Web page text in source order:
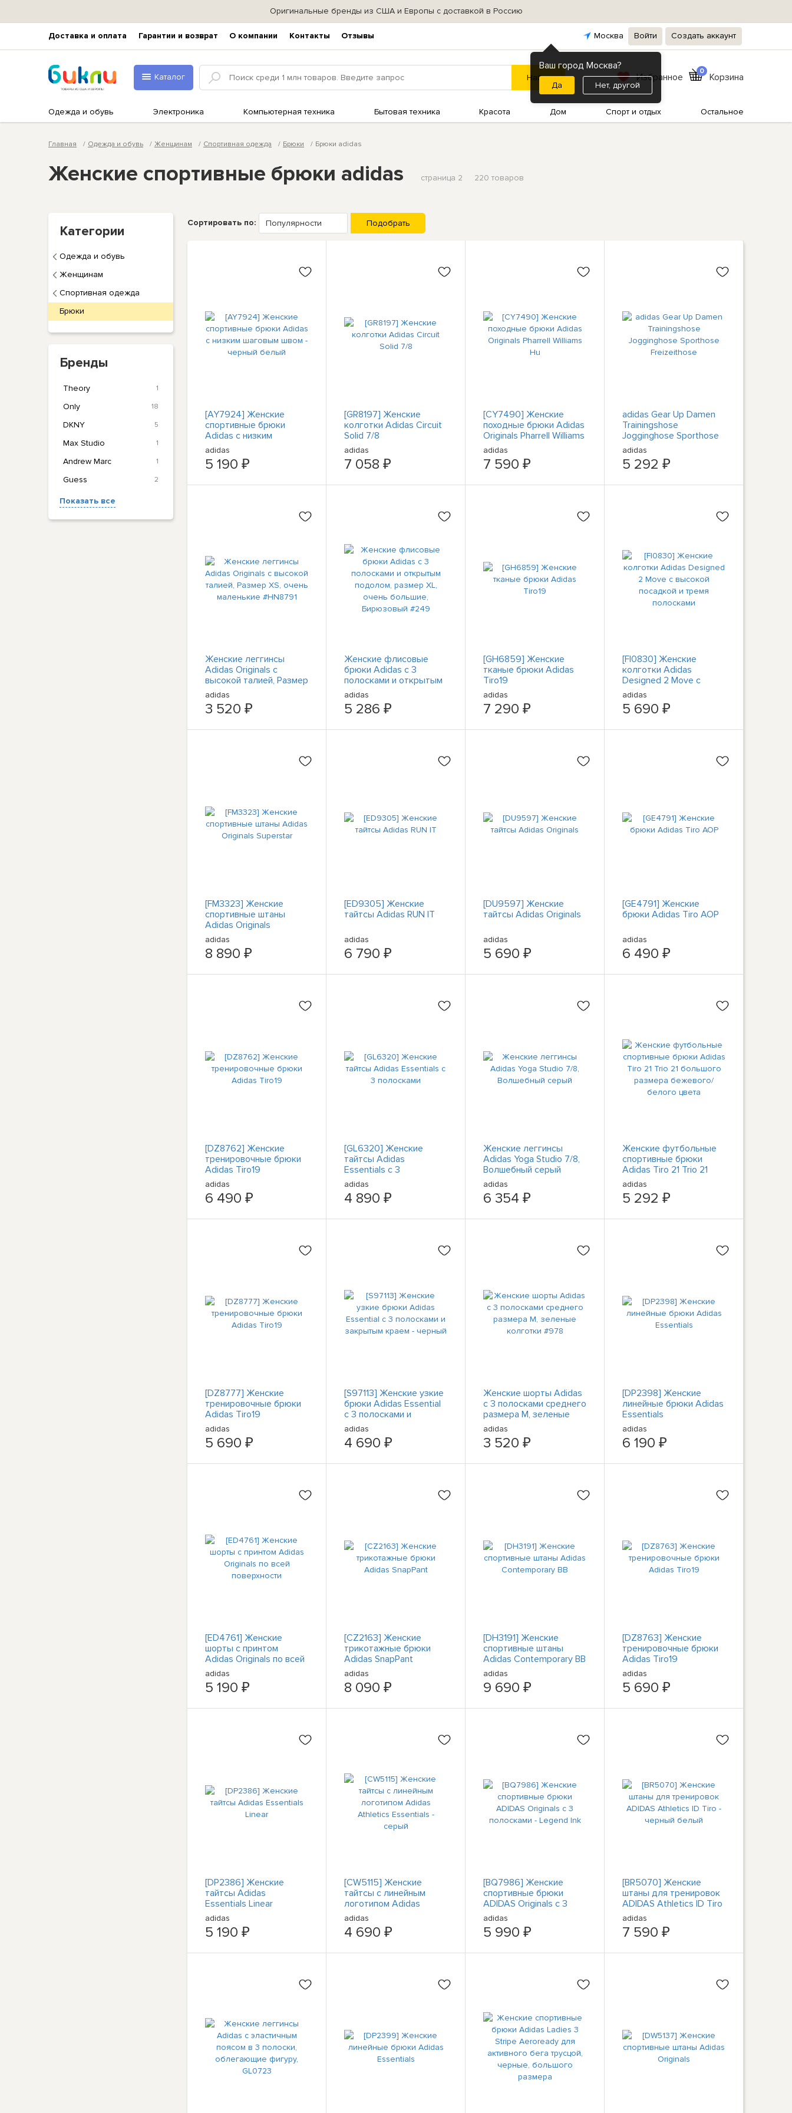
Оригинальные бренды из США и Европы с доставкой в Россию
Доставка и оплата Гарантии и возврат О компании Контакты Отзывы Москва
Ваш город Москва?
Нет, другой
Войти Создать аккаунт
Каталог Избранное
0
Корзина
Одежда и обувь Электроника Компьютерная техника Бытовая техника Красота Дом Спорт и отдых Остальное
Главная Одежда и обувь Женщинам Спортивная одежда Брюки Брюки adidas
Женские спортивные брюки adidas страница 2 220 товаров
Категории
Одежда и обувь
Женщинам
Спортивная одежда
Брюки
Бренды
Theory 1
Only 18
DKNY 5
Max Studio 1
Andrew Marc 1
Guess 2
Показать все
Сортировать по:
[AY7924] Женские
спортивные брюки
Adidas с низким
шаговым швом - черный
белый
adidas
5 190 ₽
[GR8197] Женские
колготки Adidas Circuit
Solid 7/8
adidas
7 058 ₽
[CY7490] Женские
походные брюки Adidas
Originals Pharrell Williams
Hu
adidas
7 590 ₽
adidas Gear Up Damen
Trainingshose
Jogginghose Sporthose
Freizeithose
adidas
5 292 ₽
Женские леггинсы
Adidas Originals с
высокой талией, Размер
XS, очень маленькие
#HN8791
adidas
3 520 ₽
Женские флисовые
брюки Adidas с 3
полосками и открытым
подолом, размер XL,
очень большие,
Бирюзовый #249
adidas
5 286 ₽
[GH6859] Женские
тканые брюки Adidas
Tiro19
adidas
7 290 ₽
[FI0830] Женские
колготки Adidas
Designed 2 Move с
высокой посадкой и
тремя полосками
adidas
5 690 ₽
[FM3323] Женские
спортивные штаны
Adidas Originals
Superstar
adidas
8 890 ₽
[ED9305] Женские
тайтсы Adidas RUN IT
adidas
6 790 ₽
[DU9597] Женские
тайтсы Adidas Originals
adidas
5 690 ₽
[GE4791] Женские
брюки Adidas Tiro AOP
adidas
6 490 ₽
[DZ8762] Женские
тренировочные брюки
Adidas Tiro19
adidas
6 490 ₽
[GL6320] Женские
тайтсы Adidas
Essentials с 3
полосками
adidas
4 890 ₽
Женские леггинсы
Adidas Yoga Studio 7/8,
Волшебный серый
adidas
6 354 ₽
Женские футбольные
спортивные брюки
Adidas Tiro 21 Trio 21
большого размера
бежевого/белого цвета
adidas
5 292 ₽
[DZ8777] Женские
тренировочные брюки
Adidas Tiro19
adidas
5 690 ₽
[S97113] Женские узкие
брюки Adidas Essential
с 3 полосками и
закрытым краем -
черный
adidas
4 690 ₽
Женские шорты Adidas
с 3 полосками среднего
размера M, зеленые
колготки #978
adidas
3 520 ₽
[DP2398] Женские
линейные брюки Adidas
Essentials
adidas
6 190 ₽
[ED4761] Женские
шорты с принтом
Adidas Originals по всей
поверхности
adidas
5 190 ₽
[CZ2163] Женские
трикотажные брюки
Adidas SnapPant
adidas
8 090 ₽
[DH3191] Женские
спортивные штаны
Adidas Contemporary BB
adidas
9 690 ₽
[DZ8763] Женские
тренировочные брюки
Adidas Tiro19
adidas
5 690 ₽
[DP2386] Женские
тайтсы Adidas
Essentials Linear
adidas
5 190 ₽
[CW5115] Женские
тайтсы с линейным
логотипом Adidas
Athletics Essentials -
серый
adidas
4 690 ₽
[BQ7986] Женские
спортивные брюки
ADIDAS Originals с 3
полосками - Legend Ink
adidas
5 990 ₽
[BR5070] Женские
штаны для тренировок
ADIDAS Athletics ID Tiro
- черный белый
adidas
7 590 ₽